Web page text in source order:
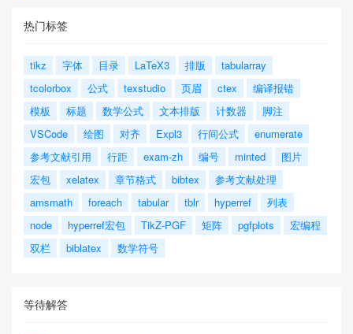
热门标签
tikz 字体 目录 LaTeX3 排版
tabularray
tcolorbox
公式 texstudio 页眉 ctex
编译报错
模板
标题 数学公式 文本排版 计数器
脚注
VSCode
绘图 对齐 Expl3 行间公式
enumerate
参考文献引用
行距 exam-zh 编号 minted
图片
宏包
xelatex 章节格式 bibtex
参考文献处理
amsmath
foreach tabular tblr hyperref
列表
node
hyperref宏包 TikZ-PGF 矩阵 pgfplots
宏编程
双栏
biblatex 数学符号
等待解答